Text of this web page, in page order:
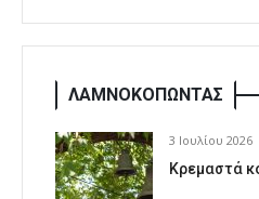
ΛΑΜΝΟΚΟΠΩΝΤΑΣ
3 Ιουλίου 2026
Κρεμαστά